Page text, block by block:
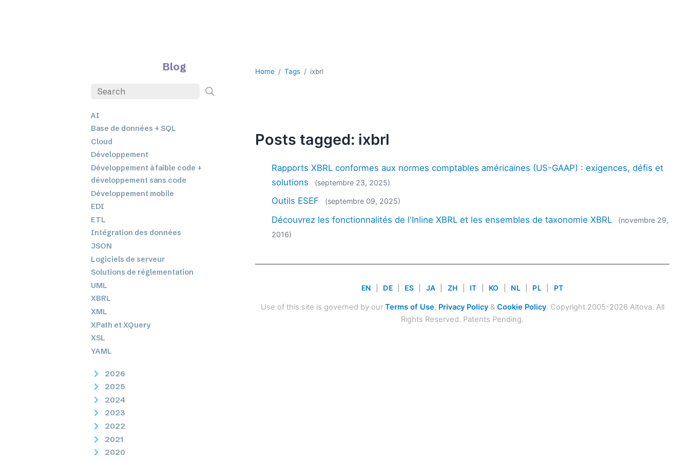
Blog
AI
Base de données + SQL
Cloud
Développement
Développement à faible code +
développement sans code
Développement mobile
EDI
ETL
Intégration des données
JSON
Logiciels de serveur
Solutions de réglementation
UML
XBRL
XML
XPath et XQuery
XSL
YAML
2026
2025
2024
2023
2022
2021
2020
Home Tags ixbrl
Posts tagged: ixbrl
Rapports XBRL conformes aux normes comptables américaines (US-GAAP) : exigences, défis et
solutions
(septembre 23, 2025)
Outils ESEF (septembre 09, 2025)
Découvrez les fonctionnalités de l'Inline XBRL et les ensembles de taxonomie XBRL
(novembre 29,
2016)
EN DE ES JA ZH IT KO NL PL PT
Use of this site is governed by our Terms of Use, Privacy Policy& Cookie Policy. Copyright 2005-2026 Altova. All
Rights Reserved. Patents Pending.